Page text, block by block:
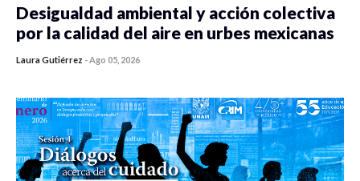
Desigualdad ambiental y acción colectiva
por la calidad del aire en urbes mexicanas
Laura Gutiérrez -Ago 05, 2026